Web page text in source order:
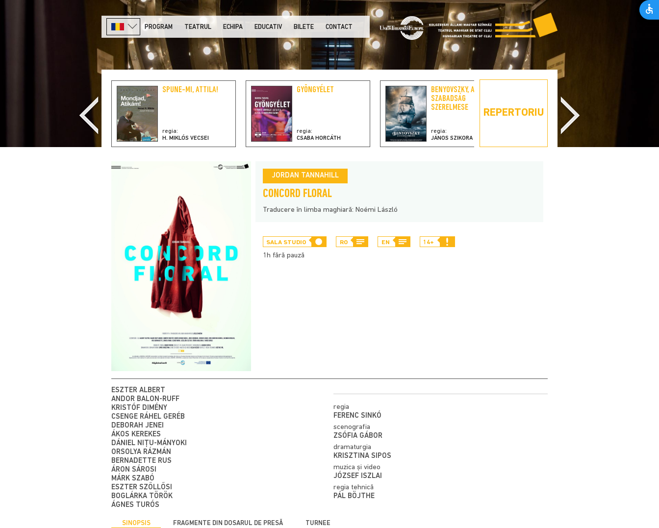
PROGRAM TEATRUL ECHIPA EDUCATIV BILETE CONTACT
REPERTORIU
SPUNE-MI, ATTILA!
regia:
H. MIKLÓS VECSEI
GYÖNGYÉLET
regia:
CSABA HORCÁTH
BENYOVSZKY, A
SZABADSÁG
SZERELMESE
regia:
JÁNOS SZIKORA
ACOPERIȘ
regia:
JORDAN TANNAHILL
CONCORD FLORAL
Traducere în limba maghiară: Noémi László
SALA STUDIO RO EN 14+
1h fără pauză
ESZTER ALBERT
ANDOR BALON-RUFF
KRISTÓF DIMÉNY
CSENGE RÁHEL GERÉB
DEBORAH JENEI
ÁKOS KEREKES
DÁNIEL NIȚU-MÁNYOKI
ORSOLYA RÁZMÁN
BERNADETTE RUS
ÁRON SÁROSI
MÁRK SZABÓ
ESZTER SZŐLLŐSI
BOGLÁRKA TÖRÖK
ÁGNES TURÓS
regia
FERENC SINKÓ
scenografia
ZSÓFIA GÁBOR
dramaturgia
KRISZTINA SIPOS
muzica și video
JÓZSEF ISZLAI
regia tehnică
PÁL BÖJTHE
SINOPSIS FRAGMENTE DIN DOSARUL DE PRESĂ TURNEE